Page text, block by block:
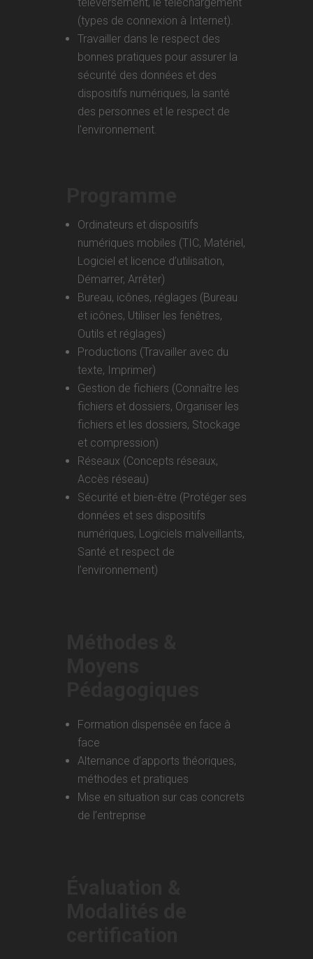
(types de connexion à Internet).
Travailler dans le respect des
bonnes pratiques pour assurer la
sécurité des données et des
dispositifs numériques, la santé
des personnes et le respect de
l'environnement.
Ordinateurs et dispositifs
numériques mobiles (TIC, Matériel,
Logiciel et licence d’utilisation,
Démarrer, Arrêter)
Bureau, icônes, réglages (Bureau
et icônes, Utiliser les fenêtres,
Outils et réglages)
Productions (Travailler avec du
texte, Imprimer)
Gestion de fichiers (Connaître les
fichiers et dossiers, Organiser les
fichiers et les dossiers, Stockage
et compression)
Réseaux (Concepts réseaux,
Accès réseau)
Sécurité et bien-être (Protéger ses
données et ses dispositifs
numériques, Logiciels malveillants,
Santé et respect de
l’environnement)
Formation dispensée en face à
face
Alternance d’apports théoriques,
méthodes et pratiques
Mise en situation sur cas concrets
de l’entreprise